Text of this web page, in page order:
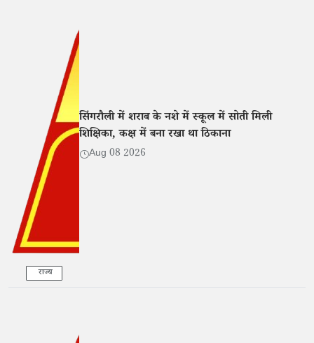
राज्य
सिंगरौली में शराब के नशे में स्कूल में सोती मिली
शिक्षिका, कक्ष में बना रखा था ठिकाना
Aug 08 2026